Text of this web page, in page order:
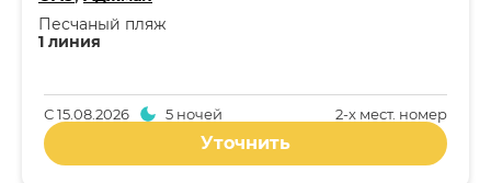
1 линия
Песчаный пляж
2-x мест. номер
С15.08.2026 5 ночей
Уточнить